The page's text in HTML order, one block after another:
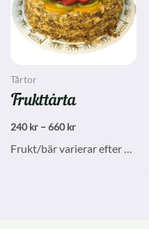
Tårtor
Frukttårta
240kr –660krPrisintervall:
till
Frukt/bär varierar efter säsong